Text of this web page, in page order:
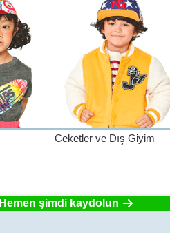
Ceketler ve Dış Giyim
Hemen şimdi kaydolun